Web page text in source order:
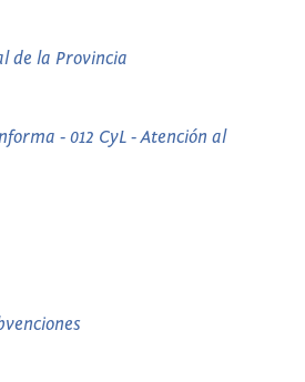
de la Provincia
- 012 CyL - Atención al